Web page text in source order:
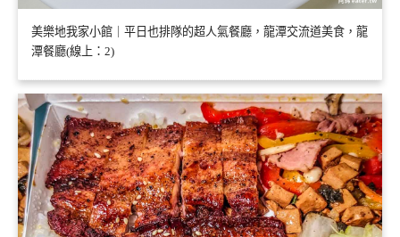
美樂地我家小館｜平日也排隊的超人氣餐廳，龍潭交流道美食，龍
潭餐廳(線上：2)